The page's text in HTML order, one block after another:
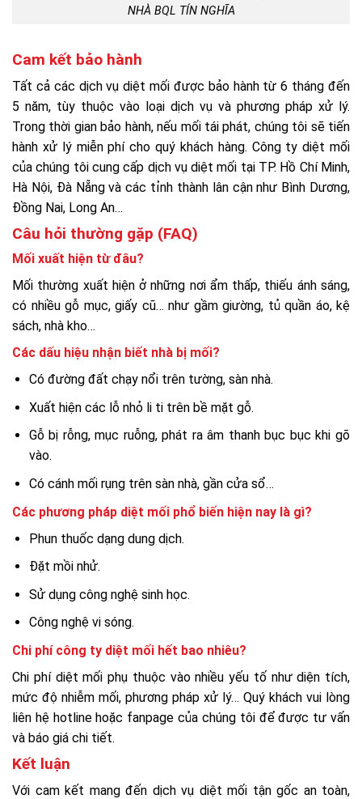
NHÀ BQL TÍN NGHĨA
Cam kết bảo hành
Tất cả các dịch vụ diệt mối được bảo hành từ 6 tháng đến
5 năm, tùy thuộc vào loại dịch vụ và phương pháp xử lý.
Trong thời gian bảo hành, nếu mối tái phát, chúng tôi sẽ tiến
hành xử lý miễn phí cho quý khách hàng. Công ty diệt mối
của chúng tôi cung cấp dịch vụ diệt mối tại TP. Hồ Chí Minh,
Hà Nội, Đà Nẵng và các tỉnh thành lân cận như Bình Dương,
Đồng Nai, Long An…
Câu hỏi thường gặp (FAQ)
Mối xuất hiện từ đâu?
Mối thường xuất hiện ở những nơi ẩm thấp, thiếu ánh sáng,
có nhiều gỗ mục, giấy cũ… như gầm giường, tủ quần áo, kệ
sách, nhà kho…
Các dấu hiệu nhận biết nhà bị mối?
Có đường đất chạy nổi trên tường, sàn nhà.
Xuất hiện các lỗ nhỏ li ti trên bề mặt gỗ.
Gỗ bị rỗng, mục ruỗng, phát ra âm thanh bục bục khi gõ
vào.
Có cánh mối rụng trên sàn nhà, gần cửa sổ…
Các phương pháp diệt mối phổ biến hiện nay là gì?
Phun thuốc dạng dung dịch.
Đặt mồi nhử.
Sử dụng công nghệ sinh học.
Công nghệ vi sóng.
Chi phí công ty diệt mối hết bao nhiêu?
Chi phí diệt mối phụ thuộc vào nhiều yếu tố như diện tích,
mức độ nhiễm mối, phương pháp xử lý… Quý khách vui lòng
liên hệ hotline hoặc fanpage của chúng tôi để được tư vấn
và báo giá chi tiết.
Kết luận
Với cam kết mang đến dịch vụ diệt mối tận gốc an toàn,